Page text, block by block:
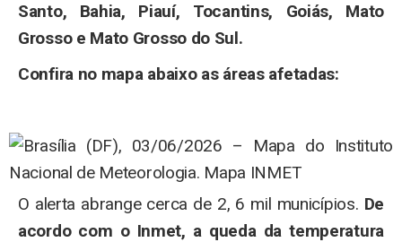
Santo, Bahia, Piauí, Tocantins, Goiás, Mato
Grosso e Mato Grosso do Sul.
Confira no mapa abaixo as áreas afetadas:
O alerta abrange cerca de 2, 6 mil municípios. De
acordo com o Inmet, a queda da temperatura